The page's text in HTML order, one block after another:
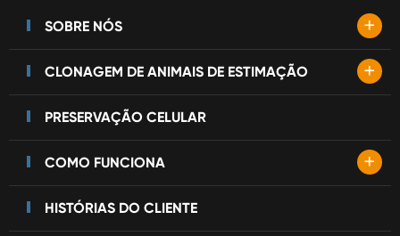
SOBRE NÓS +
CLONAGEM DE ANIMAIS DE ESTIMAÇÃO +
PRESERVAÇÃO CELULAR
COMO FUNCIONA +
HISTÓRIAS DO CLIENTE